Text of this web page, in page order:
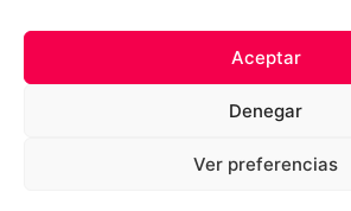
Aceptar
Denegar
Ver preferencias
Política de cookies
Términos y Condiciones
Aviso
Compromiso Ético con la IA
Propiedad